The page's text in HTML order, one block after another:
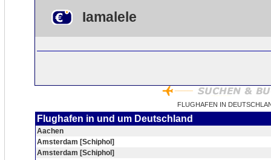
Iamalele
FLUGHAFEN IN
Flughafen in und um Deutschland
Aachen
Amsterdam [Schiphol]
Amsterdam [Schiphol]